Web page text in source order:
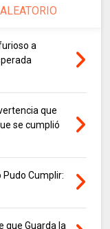
ALEATORIO
a
que
se cumplió
Pudo Cumplir:
que Guarda la